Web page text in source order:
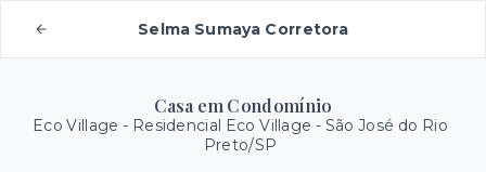
Selma Sumaya Corretora
Casa em Condomínio
Eco Village - Residencial Eco Village - São José do Rio
Preto/SP